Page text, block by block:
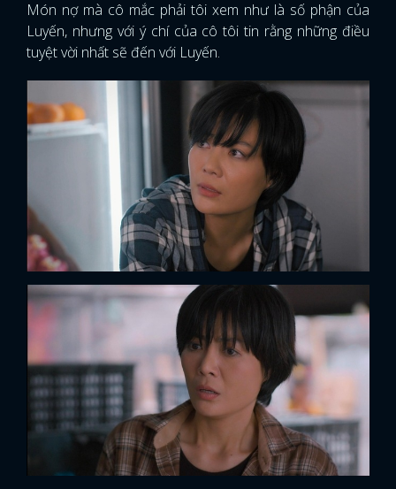
Món nợ mà cô mắc phải tôi xem như là số phận của
Luyến, nhưng với ý chí của cô tôi tin rằng những điều
tuyệt vời nhất sẽ đến với Luyến.